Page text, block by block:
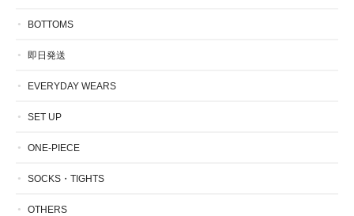
BOTTOMS
即日発送
EVERYDAY WEARS
SET UP
ONE-PIECE
SOCKS・TIGHTS
OTHERS